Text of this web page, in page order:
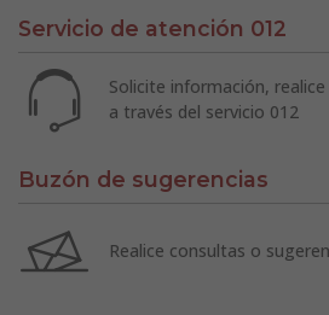
Servicio de atención 012
Solicite información,
a través del servicio 012
Buzón de sugerencias
Realice consultas o